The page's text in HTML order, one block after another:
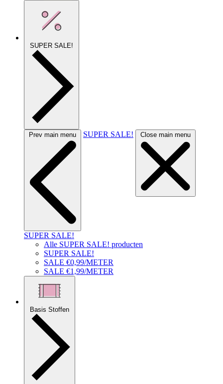
SUPER SALE!
Prev main menu SUPER SALE! Close main menu
SUPER SALE!
Alle SUPER SALE! producten
SUPER SALE!
SALE €0,99/METER
SALE €1,99/METER
Basis Stoffen